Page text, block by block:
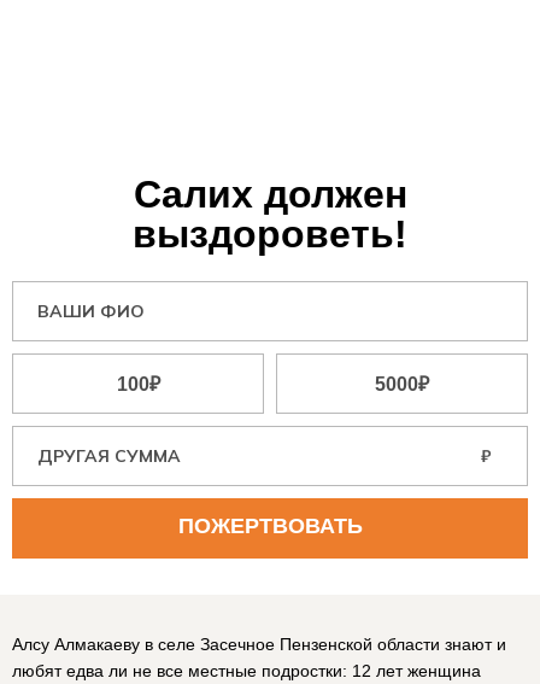
Салих должен
выздороветь!
100₽ 5000₽
₽
Алсу Алмакаеву в селе Засечное Пензенской области знают и
любят едва ли не все местные подростки: 12 лет женщина